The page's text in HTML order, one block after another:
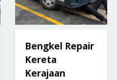
Bengkel Repair
Kereta
Kerajaan